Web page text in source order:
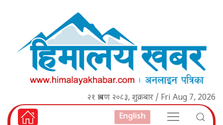
२१ श्रावण २०८३, शुक्रबार / Fri Aug 7, 2026
English